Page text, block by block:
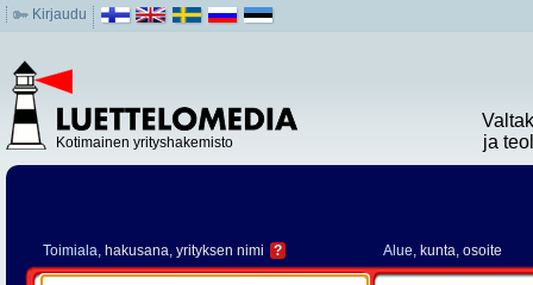
Kirjaudu
Kotimainen yrityshakemisto
ja
Toimiala, hakusana, yrityksen nimi ? Alue, kunta, osoite